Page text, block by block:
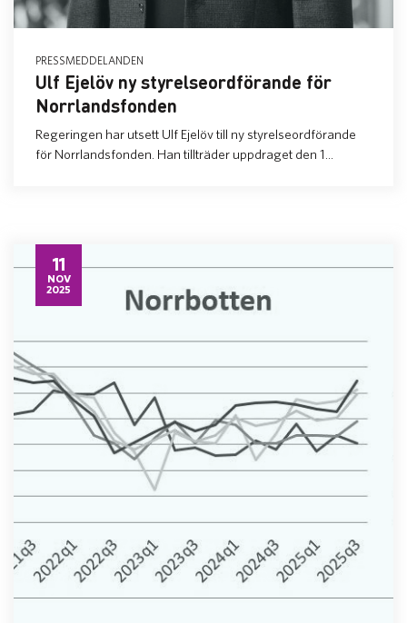
PRESSMEDDELANDEN
Ulf Ejelöv ny styrelseordförande för
Norrlandsfonden
Regeringen har utsett Ulf Ejelöv till ny styrelseordförande
för Norrlandsfonden. Han tillträder uppdraget den 1...
11
NOV
2025